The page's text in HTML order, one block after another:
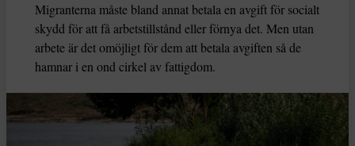
Migranterna måste bland annat betala en avgift för socialt
skydd för att få arbetstillstånd eller förnya det. Men utan
arbete är det omöjligt för dem att betala avgiften så de
hamnar i en ond cirkel av fattigdom.